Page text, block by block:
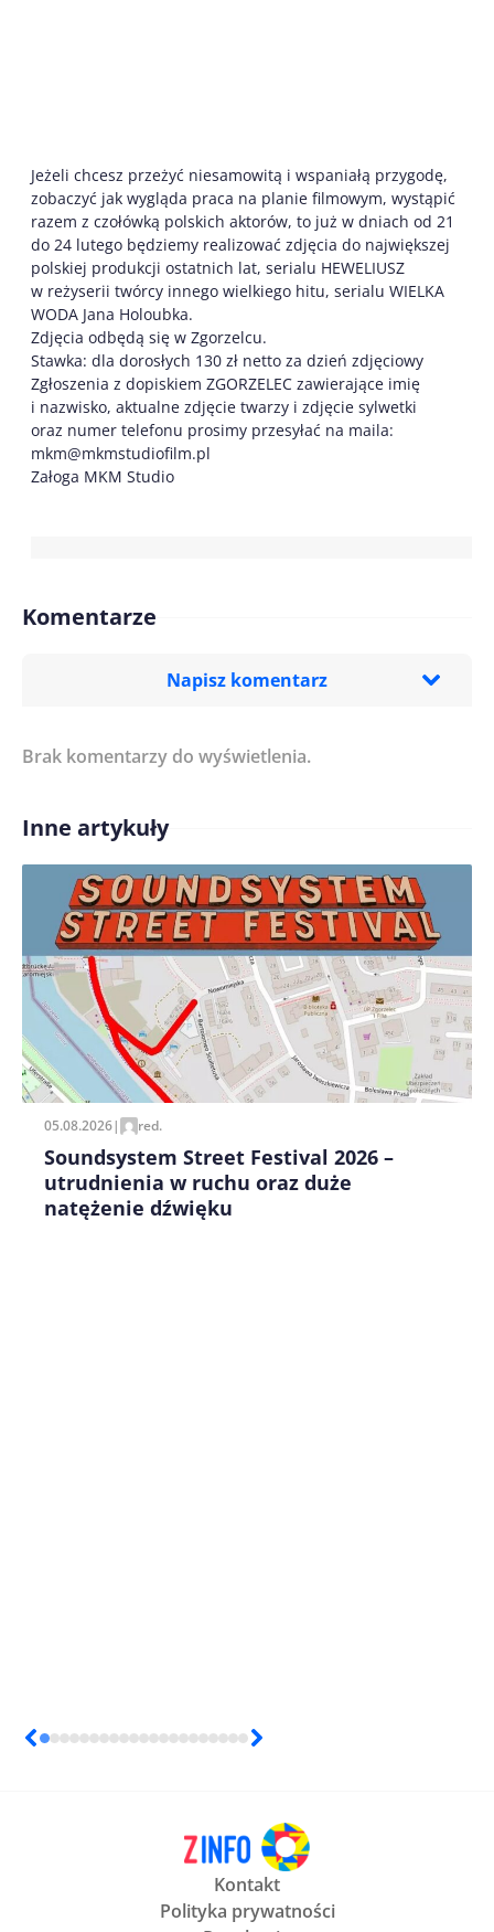
Jeżeli chcesz przeżyć niesamowitą i wspaniałą przygodę,
zobaczyć jak wygląda praca na planie filmowym, wystąpić
razem z czołówką polskich aktorów, to już w dniach od 21
do 24 lutego będziemy realizować zdjęcia do największej
polskiej produkcji ostatnich lat, serialu HEWELIUSZ
w reżyserii twórcy innego wielkiego hitu, serialu WIELKA
WODA Jana Holoubka.
Zdjęcia odbędą się w Zgorzelcu.
Stawka: dla dorosłych 130 zł netto za dzień zdjęciowy
Zgłoszenia z dopiskiem ZGORZELEC zawierające imię
i nazwisko, aktualne zdjęcie twarzy i zdjęcie sylwetki
oraz numer telefonu prosimy przesyłać na maila:
mkm@mkmstudiofilm.pl
Załoga MKM Studio
Komentarze
Napisz komentarz
Treść komentarza*
Imię/ Nick*
Zapamiętaj moje dane w tej przeglądarce podczas
pisania kolejnych komentarzy.
Brak komentarzy do wyświetlenia.
Inne artykuły
05.08.2026| red.
Soundsystem Street Festival 2026 –
utrudnienia w ruchu oraz duże
natężenie dźwięku
Kontakt
Polityka prywatności